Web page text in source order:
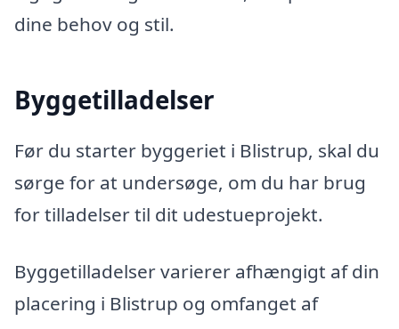
dine behov og stil.
Byggetilladelser
Før du starter byggeriet i Blistrup, skal du
sørge for at undersøge, om du har brug
for tilladelser til dit udestueprojekt.
Byggetilladelser varierer afhængigt af din
placering i Blistrup og omfanget af